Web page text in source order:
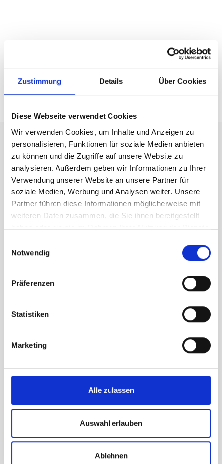
Zustimmung Details Über Cookies
Diese Webseite verwendet Cookies
Wir verwenden Cookies, um Inhalte und Anzeigen zu
personalisieren, Funktionen für soziale Medien anbieten
zu können und die Zugriffe auf unsere Website zu
analysieren. Außerdem geben wir Informationen zu Ihrer
Verwendung unserer Website an unsere Partner für
soziale Medien, Werbung und Analysen weiter. Unsere
Partner führen diese Informationen möglicherweise mit
weiteren Daten zusammen, die Sie ihnen bereitgestellt
haben oder die sie im Rahmen Ihrer Nutzung der Dienste
Notwendig
Präferenzen
Statistiken
Marketing
Alle zulassen
Auswahl erlauben
Ablehnen
Fulda bewegt sich